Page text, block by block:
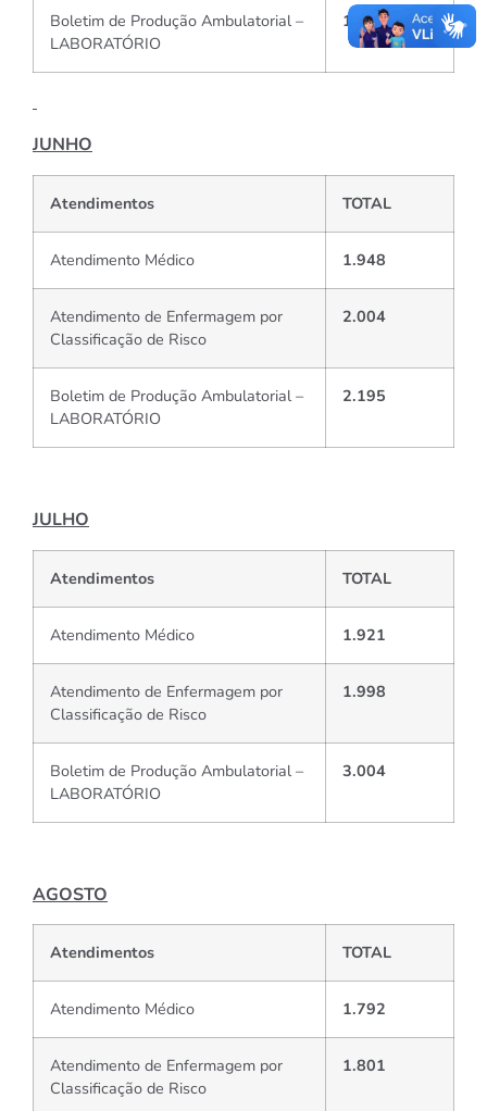
Boletim de Produção Ambulatorial –
LABORATÓRIO
1.921
JUNHO
Atendimentos TOTAL
Atendimento Médico 1.948
Atendimento de Enfermagem por
Classificação de Risco
2.004
Boletim de Produção Ambulatorial –
LABORATÓRIO
2.195
JULHO
Atendimentos TOTAL
Atendimento Médico 1.921
Atendimento de Enfermagem por
Classificação de Risco
1.998
Boletim de Produção Ambulatorial –
LABORATÓRIO
3.004
AGOSTO
Atendimentos TOTAL
Atendimento Médico 1.792
Atendimento de Enfermagem por
Classificação de Risco
1.801